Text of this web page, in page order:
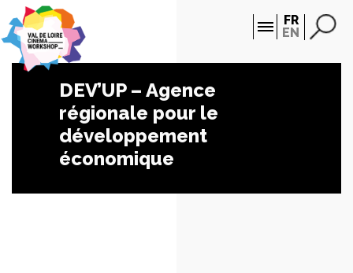
FR
EN
DEV’UP – Agence
régionale pour le
développement
économique
Panneau de gestion des cookies